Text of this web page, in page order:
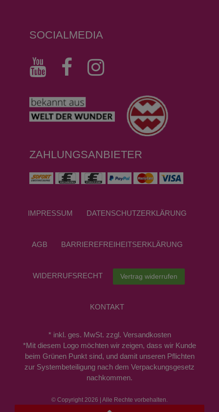
SOCIALMEDIA
ZAHLUNGSANBIETER
IMPRESSUM DATEN­SCHUTZ­ERKLÄRUNG
AGB BARRIEREFREIHEITSERKLÄRUNG
WIDERRUFS­RECHT Vertrag widerrufen
KONTAKT
* inkl. ges. MwSt. zzgl. Versandkosten
*Mit diesem Logo möchten wir zeigen, dass wir Kunde
beim Grünen Punkt sind, und damit unseren Pflichten
zur Systembeteiligung nach dem Verpackungsgesetz
nachkommen.
© Copyright 2026 | Alle Rechte vorbehalten.